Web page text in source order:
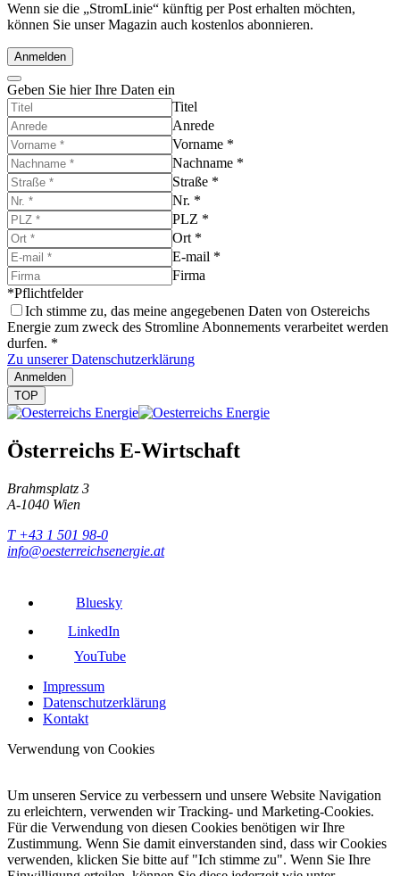
Wenn sie die „StromLinie“ künftig per Post erhalten möchten,
können Sie unser Magazin auch kostenlos abonnieren.
Anmelden
Geben Sie hier Ihre Daten ein
Titel
Anrede
Vorname *
Nachname *
Straße *
Nr. *
PLZ *
Ort *
E-mail *
Firma
*Pflichtfelder
Ich stimme zu, das meine angegebenen Daten von Ostereichs
Energie zum zweck des Stromline Abonnements verarbeitet werden
durfen. *
Zu unserer Datenschutzerklärung
Anmelden
TOP
Österreichs E-Wirtschaft
Brahmsplatz 3
A-1040 Wien
T +43 1 501 98-0
info@oesterreichsenergie.at
Bluesky
LinkedIn
YouTube
Impressum
Datenschutzerklärung
Kontakt
Verwendung von Cookies
Um unseren Service zu verbessern und unsere Website Navigation
zu erleichtern, verwenden wir Tracking- und Marketing-Cookies.
Für die Verwendung von diesen Cookies benötigen wir Ihre
Zustimmung. Wenn Sie damit einverstanden sind, dass wir Cookies
verwenden, klicken Sie bitte auf "Ich stimme zu". Wenn Sie Ihre